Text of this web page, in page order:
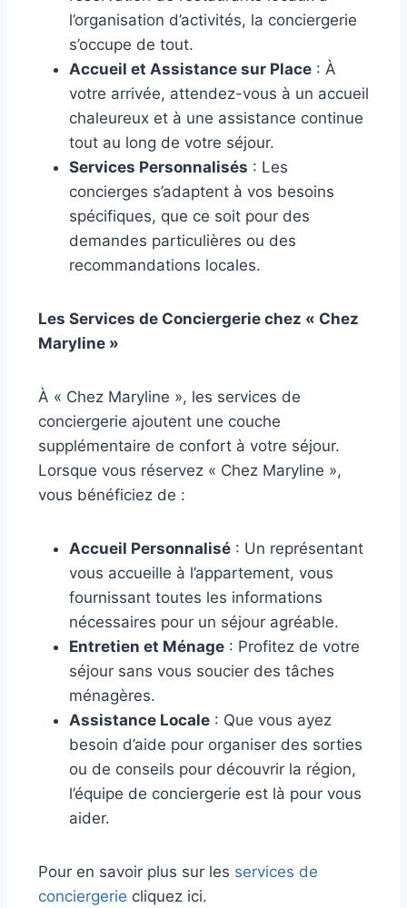
l’organisation d’activités, la conciergerie
s’occupe de tout.
Accueil et Assistance sur Place : À
votre arrivée, attendez-vous à un accueil
chaleureux et à une assistance continue
tout au long de votre séjour.
Services Personnalisés : Les
concierges s’adaptent à vos besoins
spécifiques, que ce soit pour des
demandes particulières ou des
recommandations locales.
Les Services de Conciergerie chez « Chez
Maryline »
À « Chez Maryline », les services de
conciergerie ajoutent une couche
supplémentaire de confort à votre séjour.
Lorsque vous réservez « Chez Maryline »,
vous bénéficiez de :
Accueil Personnalisé : Un représentant
vous accueille à l’appartement, vous
fournissant toutes les informations
nécessaires pour un séjour agréable.
Entretien et Ménage : Profitez de votre
séjour sans vous soucier des tâches
ménagères.
Assistance Locale : Que vous ayez
besoin d’aide pour organiser des sorties
ou de conseils pour découvrir la région,
l’équipe de conciergerie est là pour vous
aider.
Pour en savoir plus sur les services de
conciergerie cliquez ici.